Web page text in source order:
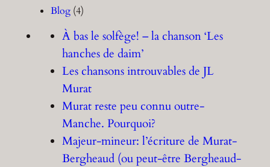
Blog(4)
À bas le solfège! – la chanson ‘Les
hanches de daim’
Les chansons introuvables de JL
Murat
Murat reste peu connu outre-
Manche. Pourquoi?
Majeur-mineur: l’écriture de Murat-
Bergheaud (ou peut-être Bergheaud-